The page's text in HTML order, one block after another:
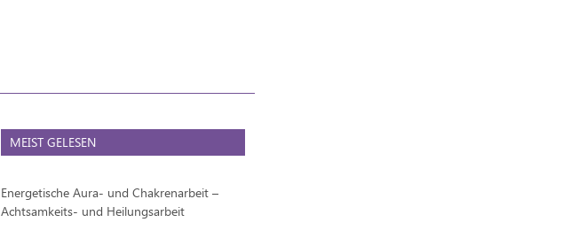
MEIST GELESEN
Energetische Aura- und Chakrenarbeit –
Achtsamkeits- und Heilungsarbeit